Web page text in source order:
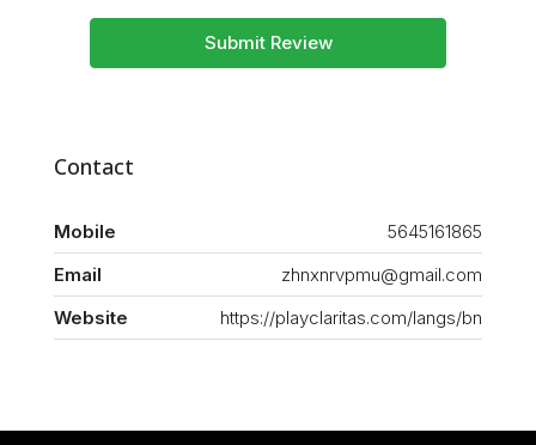
Submit Review
Contact
Mobile
5645161865
Email
zhnxnrvpmu@gmail.com
Website
https://playclaritas.com/langs/bn